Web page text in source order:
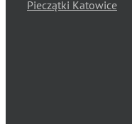
Pieczątki Katowice